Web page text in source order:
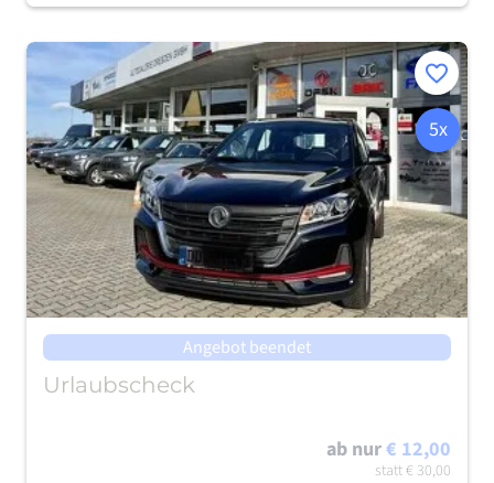
Merken
5x
Angebot beendet
Urlaubscheck
ab nur€ 12,00
statt€ 30,00